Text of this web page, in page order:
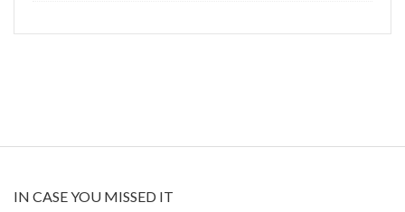
IN CASE YOU MISSED IT